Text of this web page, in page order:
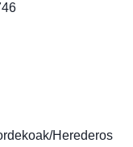
Herederos